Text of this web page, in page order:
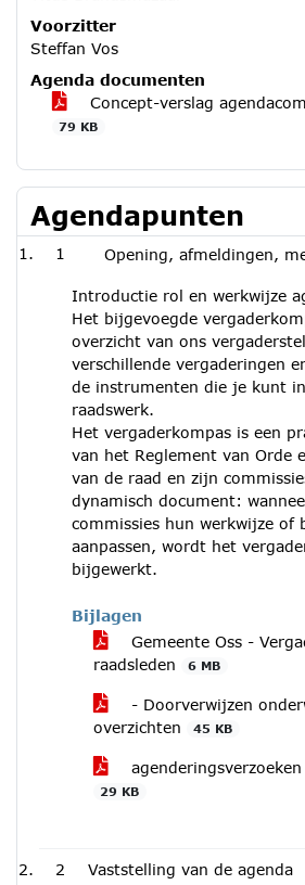
Voorzitter
Steffan Vos
Agenda documenten
Concept-verslag
79 KB
Agendapunten
1 Opening, afmeldingen,
Introductie rol en werkwijze
Het bijgevoegde
overzicht van ons
verschillende vergaderingen
de instrumenten die je kunt
raadswerk.
Het vergaderkompas is een
van het Reglement van Orde
van de raad en zijn
dynamisch document:
commissies hun werkwijze of
aanpassen, wordt het
bijgewerkt.
Bijlagen
Gemeente Oss -
raadsleden
6 MB
- Doorverwijzen
overzichten
45 KB
29 KB
2 Vaststelling van de agenda